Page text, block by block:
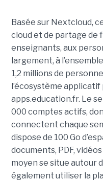
Basée sur Nextcloud,
cloud et de partage de
enseignants, aux
largement, à
1,2 millions de
l’écosystème
apps.education.fr. Le
000 comptes actifs,
connectent chaque
dispose de 100 Go
documents, PDF,
moyen se situe autour
également utiliser la